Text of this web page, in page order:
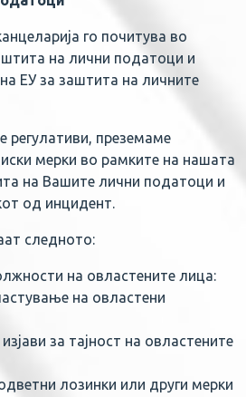
го почитува во
на лични податоци и
ЕУ за заштита на личните
регулативи, преземаме
мерки во рамките на нашата
на Вашите лични податоци и
од инцидент.
следното:
на овластените лица:
на овластени
за тајност на овластените
лозинки или други мерки